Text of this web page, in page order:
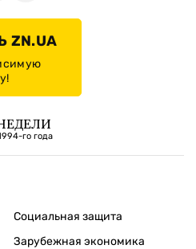
го года
Социальная защита
Зарубежная экономика